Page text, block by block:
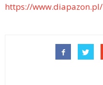
https://www.diapazon.pl/